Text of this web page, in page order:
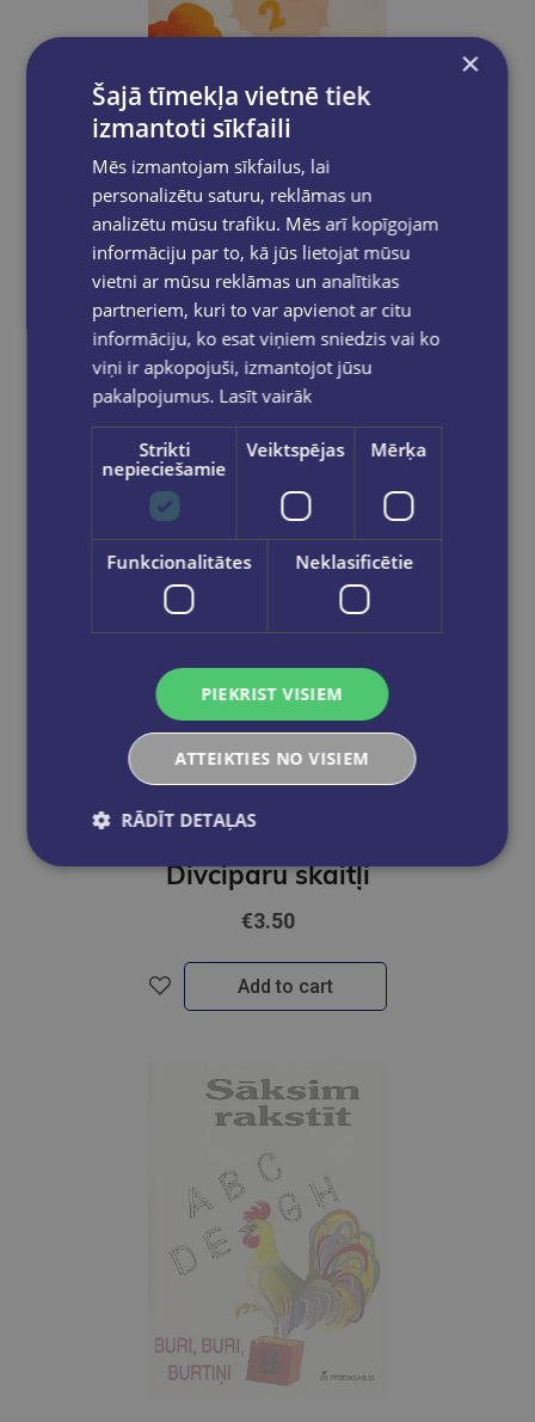
New
MAIJA ROGULE, DIĀNA
GRĪNBERGA
Matemātika pirmsskolai. DB 1 daļa
€9.60
Add to cart
Divciparu skaitļi
€3.50
Add to cart
×
Šajā tīmekļa vietnē tiek
izmantoti sīkfaili
Mēs izmantojam sīkfailus, lai
personalizētu saturu, reklāmas un
analizētu mūsu trafiku. Mēs arī kopīgojam
informāciju par to, kā jūs lietojat mūsu
vietni ar mūsu reklāmas un analītikas
partneriem, kuri to var apvienot ar citu
informāciju, ko esat viņiem sniedzis vai ko
viņi ir apkopojuši, izmantojot jūsu
pakalpojumus. Lasīt vairāk
Strikti
nepieciešamie
Veiktspējas Mērķa
Funkcionalitātes Neklasificētie
PIEKRIST VISIEM
ATTEIKTIES NO VISIEM
RĀDĪT DETAĻAS